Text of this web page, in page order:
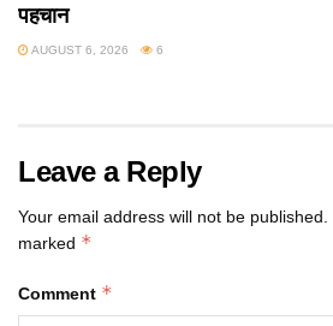
पहचान
AUGUST 6, 2026 6
Leave a Reply
Your email address will not be published.
marked *
Comment *